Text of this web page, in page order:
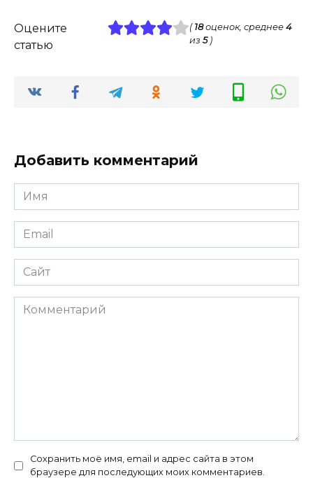
Оцените
статью
( 18оценок, среднее 4
из 5)
Добавить комментарий
Имя
*
Email
*
Сайт
Комментарий
Сохранить моё имя, email и адрес сайта в этом
браузере для последующих моих комментариев.